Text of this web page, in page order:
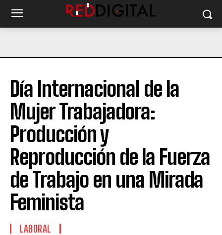
Día Internacional de la
Mujer Trabajadora:
Producción y
Reproducción de la Fuerza
de Trabajo en una Mirada
Feminista
LABORAL